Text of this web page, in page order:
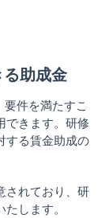
助成金
件を満たすこ
できます。研修
する賃金助成の
されており、研
します。